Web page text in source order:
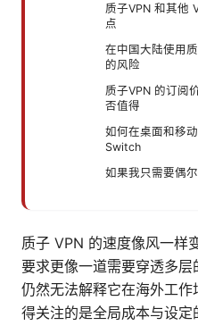
质子VPN 和其他
点
在中国大陆使用
的风险
质子VPN 的订阅
否值得
如何在桌面和移
Switch
如果我只需要偶
质子 VPN 的速度像风一样
要求更像一道需要穿透多
仍然无法解释它在海外工
得关注的是全局成本与设定